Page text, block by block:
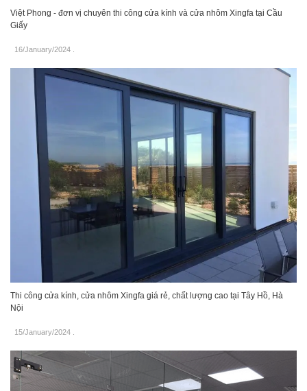
Việt Phong - đơn vị chuyên thi công cửa kính và cửa nhôm Xingfa tại Cầu
Giấy
16/January/2024
Thi công cửa kính, cửa nhôm Xingfa giá rẻ, chất lượng cao tại Tây Hồ, Hà
Nội
15/January/2024